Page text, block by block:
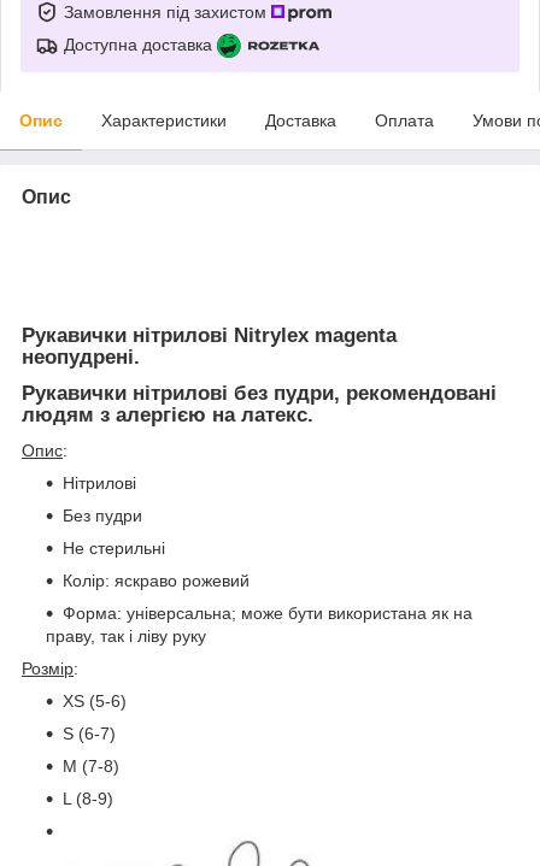
Замовлення під захистом
Доступна доставка
Опис Характеристики Доставка Оплата Умови
Опис
Рукавички нітрилові Nitrylex magenta
неопудрені.
Рукавички нітрилові без пудри, рекомендовані
людям з алергією на латекс.
Опис:
Нітрилові
Без пудри
Не стерильні
Колір: яскраво рожевий
Форма: універсальна; може бути використана як на
праву, так і ліву руку
Розмір:
XS (5-6)
S (6-7)
M (7-8)
L (8-9)